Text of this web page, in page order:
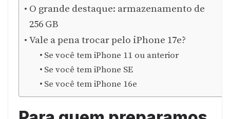
O grande destaque: armazenamento de
256 GB
Vale a pena trocar pelo iPhone 17e?
Se você tem iPhone 11 ou anterior
Se você tem iPhone SE
Se você tem iPhone 16e